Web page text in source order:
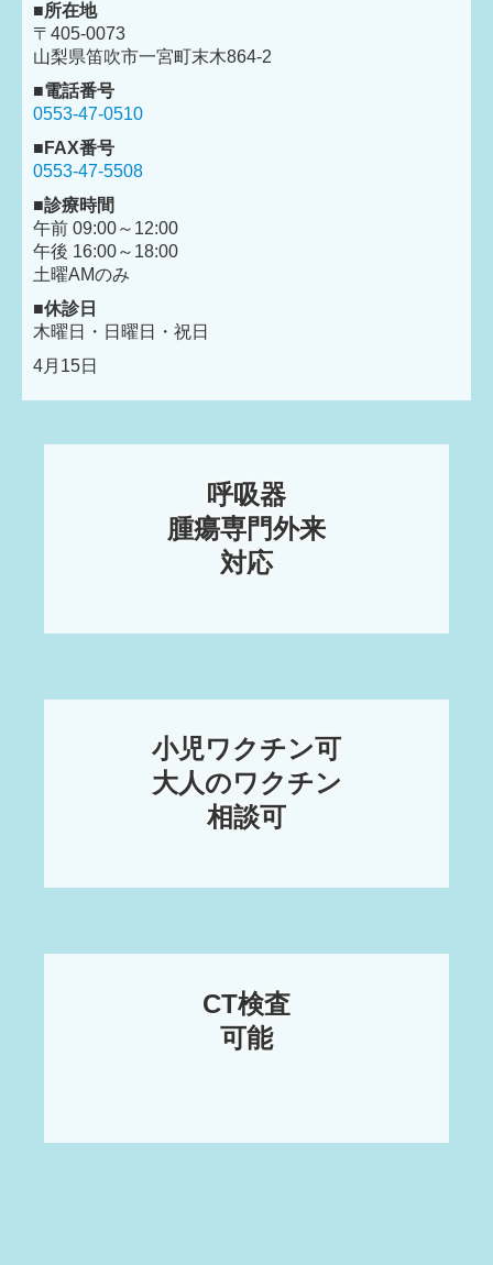
■所在地
〒405-0073
山梨県笛吹市一宮町末木864-2
■電話番号
0553-47-0510
■ FAX番号
0553-47-5508
■診療時間
午前 09:00～12:00
午後 16:00～18:00
土曜AMのみ
■休診日
木曜日・日曜日・祝日
4月15日
呼吸器
腫瘍専門外来
小児ワクチン可
大人のワクチン
CT検査
可能